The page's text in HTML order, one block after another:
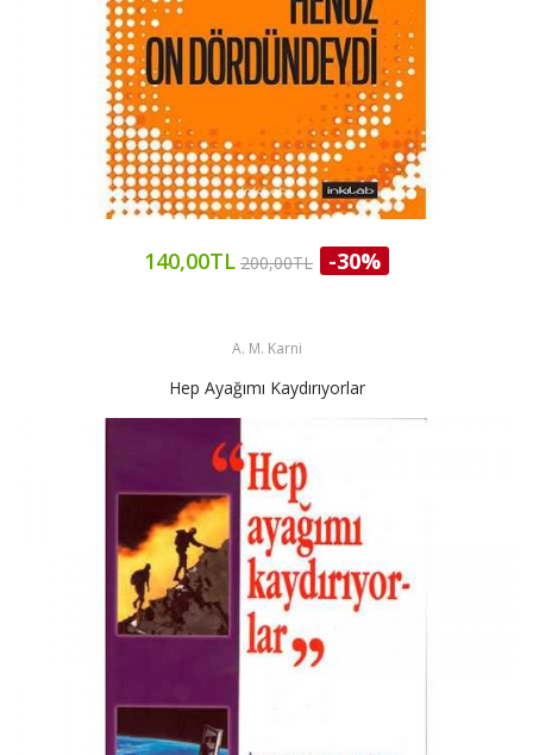
140,00TL 200,00TL -30%
A. M. Karni
Hep Ayağımı Kaydırıyorlar